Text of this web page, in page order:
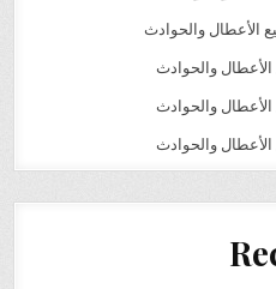
الأعطال والحوادث
والحوادث
والحوادث
والحوادث